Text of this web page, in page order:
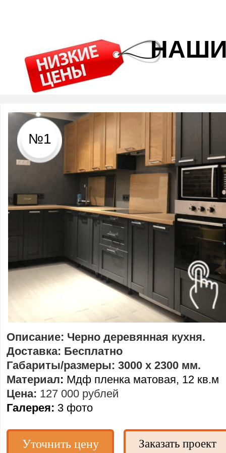
Уточнить цену Заказать проект
Описание: Черно деревянная кухня.
Доставка: Бесплатно
Габариты/размеры: 3000 х 2300 мм.
Материал: Мдф пленка матовая, 12 кв.м
Цена: 127 000 рублей
Галерея: 3 фото
№1